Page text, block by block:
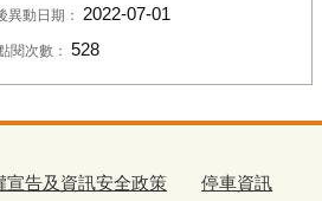
異動日期： 2022-07-01
閱次數： 528
宣告及資訊安全政策 停車資訊